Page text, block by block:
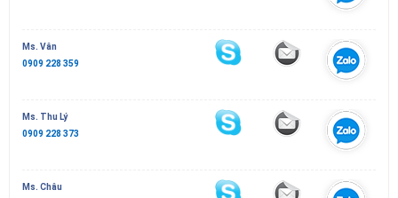
Ms. Vân
0909 228 359
Ms. Thu Lý
0909 228 373
Ms. Châu